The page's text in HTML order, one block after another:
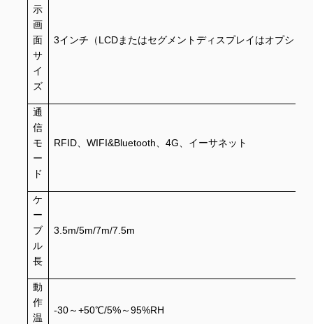
示
画
面
サ
イ
ズ
3インチ（LCDまたはセグメントディスプレイはオプショ
通
信
モ
ー
ド
RFID、WIFI&Bluetooth、4G、イーサネット
ケ
ー
ブ
ル
長
3.5m/5m/7m/7.5m
動
作
温
-30～+50℃/5%～95%RH